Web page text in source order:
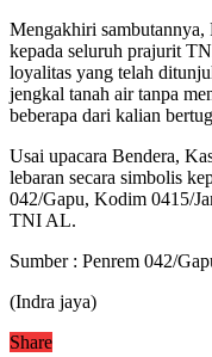
Mengakhiri
kepada seluruh prajurit
loyalitas yang telah
jengkal tanah air tanpa
beberapa dari kalian
Usai upacara Bendera,
lebaran secara simbolis
042/Gapu, Kodim 0415/
TNI AL.
Sumber : Penrem 042/
(Indra jaya)
Share